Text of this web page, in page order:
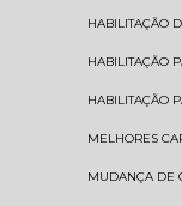
HABILITAÇÃO
HABILITAÇÃO
HABILITAÇÃO
MELHORES
MUDANÇA